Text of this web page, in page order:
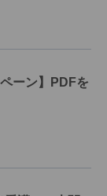
ーン】PDFを